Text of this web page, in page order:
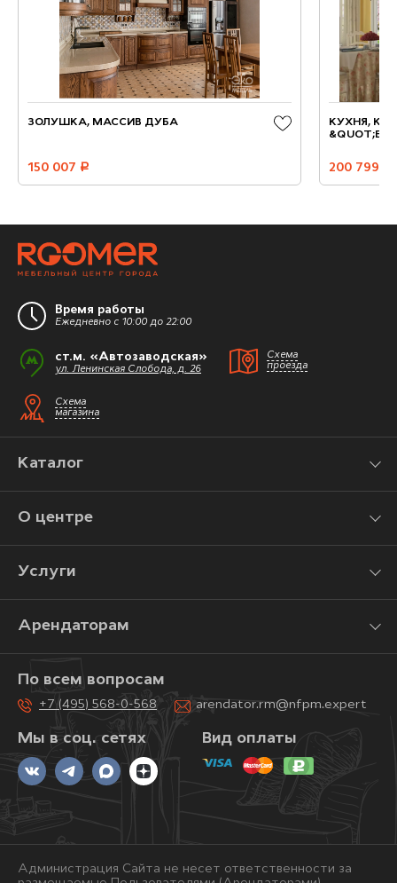
ЗОЛУШКА, МАССИВ ДУБА
150 007 руб.
КУХНЯ,
200 799
Время работы
Ежедневно с 10:00 до 22:00
ст.м. «Автозаводская»
ул. Ленинская Слобода, д. 26
Схема
проезда
Схема
магазина
Каталог
О центре
Услуги
Арендаторам
Мы в соц. сетях
По всем вопросам
+7 (495) 568-0-568 arendator.rm@nfpm.expert
Вид оплаты
Администрация Сайта не несет ответственности за